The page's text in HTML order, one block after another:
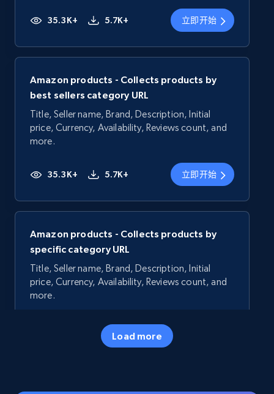
35.3K+ 5.7K+ 立即开始
Amazon products - Collects products by
best sellers category URL
Title, Seller name, Brand, Description, Initial
price, Currency, Availability, Reviews count, and
more.
35.3K+ 5.7K+ 立即开始
Amazon products - Collects products by
specific category URL
Title, Seller name, Brand, Description, Initial
price, Currency, Availability, Reviews count, and
more.
5.7K+
Load more